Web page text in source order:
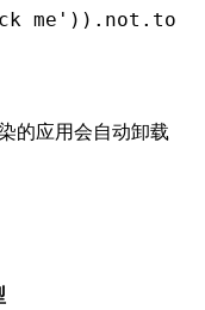
me' )). not
的应用会自动卸载